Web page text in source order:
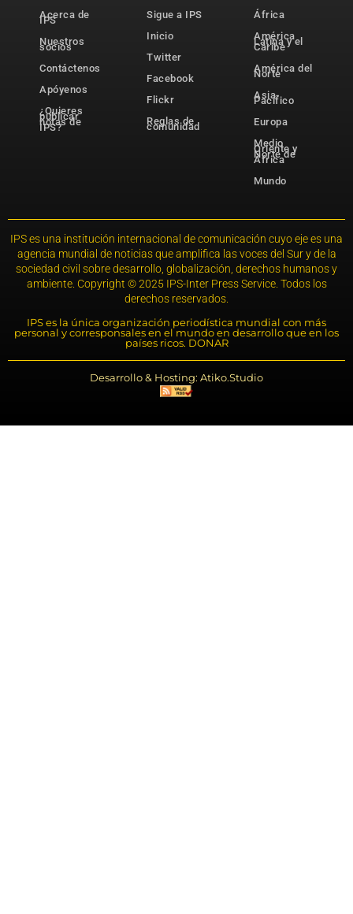
Acerca de
IPS
Nuestros
socios
Contáctenos
Apóyenos
¿Quieres
publicar
notas de
IPS?
Sigue a IPS
Inicio
Twitter
Facebook
Flickr
Reglas de
comunidad
África
América
Latina y el
Caribe
América del
Norte
Asia-
Pacífico
Europa
Medio
Oriente y
Norte de
África
Mundo
IPS es una institución internacional de comunicación cuyo eje es una
agencia mundial de noticias que amplifica las voces del Sur y de la
sociedad civil sobre desarrollo, globalización, derechos humanos y
ambiente. Copyright © 2025 IPS-Inter Press Service. Todos los
derechos reservados.
IPS es la única organización periodística mundial con más
personal y corresponsales en el mundo en desarrollo que en los
países ricos. DONAR
Desarrollo & Hosting: Atiko.Studio